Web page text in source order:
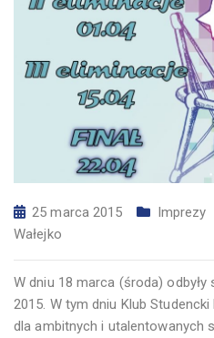
25 marca 2015 Imprezy
Wałejko
W dniu 18 marca (środa)
2015. W tym dniu Klub
dla ambitnych i utalentowanych